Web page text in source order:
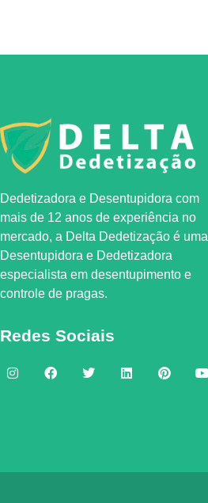
Dedetizadora e Desentupidora com
mais de 12 anos de experiência no
mercado, a Delta Dedetização é uma
Desentupidora e Dedetizadora
especialista em desentupimento e
controle de pragas.
Redes Sociais